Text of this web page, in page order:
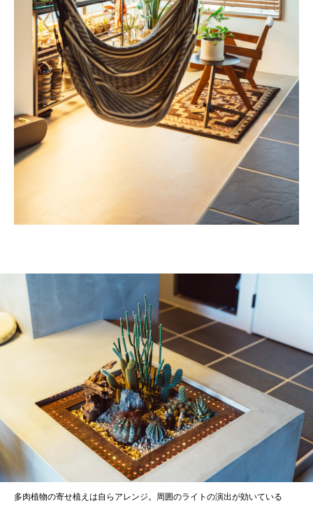
多肉植物の寄せ植えは自らアレンジ。周囲のライトの演出が効いている